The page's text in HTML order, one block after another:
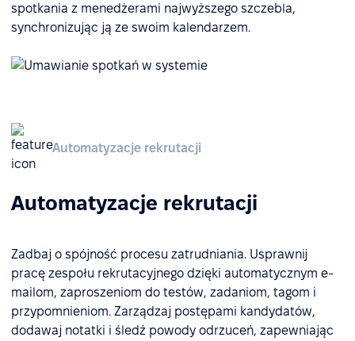
spotkania z menedżerami najwyższego szczebla,
synchronizując ją ze swoim kalendarzem.
Automatyzacje rekrutacji
Automatyzacje rekrutacji
Zadbaj o spójność procesu zatrudniania. Usprawnij
pracę zespołu rekrutacyjnego dzięki automatycznym e-
mailom, zaproszeniom do testów, zadaniom, tagom i
przypomnieniom. Zarządzaj postępami kandydatów,
dodawaj notatki i śledź powody odrzuceń, zapewniając